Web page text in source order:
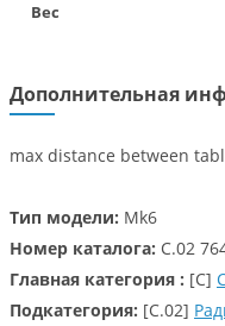
Вес
Дополнительная
max distance between
Тип модели: Mk6
Номер каталога: C.02
Главная категория : [C]
Подкатегория: [C.02]